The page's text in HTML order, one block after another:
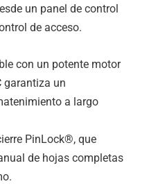
un panel de control
de acceso.
con un potente motor
garantiza un
a largo
PinLock®, que
de hojas completas